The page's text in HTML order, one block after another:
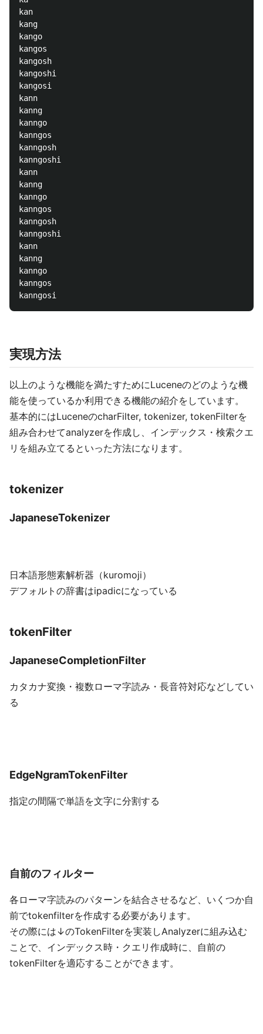
kan
kang
kango
kangos
kangosh
kangoshi
kangosi
kann
kanng
kanngo
kanngos
kanngosh
kanngoshi
kann
kanng
kanngo
kanngos
kanngosh
kanngoshi
kann
kanng
kanngo
kanngos
実現方法
以上のような機能を満たすためにLuceneのどのような機
能を使っているか利用できる機能の紹介をしています。
基本的にはLuceneのcharFilter, tokenizer, tokenFilterを
組み合わせてanalyzerを作成し、インデックス・検索クエ
リを組み立てるといった方法になります。
tokenizer
JapaneseTokenizer
日本語形態素解析器（kuromoji）
デフォルトの辞書はipadicになっている
tokenFilter
JapaneseCompletionFilter
カタカナ変換・複数ローマ字読み・長音符対応などしてい
る
EdgeNgramTokenFilter
指定の間隔で単語を文字に分割する
自前のフィルター
各ローマ字読みのパターンを結合させるなど、いくつか自
前でtokenfilterを作成する必要があります。
その際には↓のTokenFilterを実装しAnalyzerに組み込む
ことで、インデックス時・クエリ作成時に、自前の
tokenFilterを適応することができます。